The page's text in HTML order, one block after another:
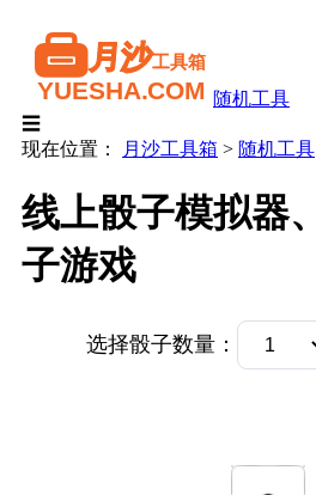
随机工具
☰
现在位置：
月沙工具箱 > 随机工具
线上骰子模拟器
子游戏
选择骰子数量：